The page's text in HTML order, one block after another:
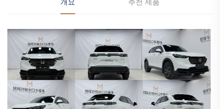
개요 추천 제품